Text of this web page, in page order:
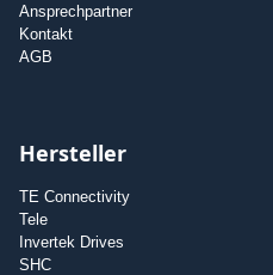
Ansprechpartner
Kontakt
AGB
Hersteller
TE Connectivity
Tele
Invertek Drives
SHC